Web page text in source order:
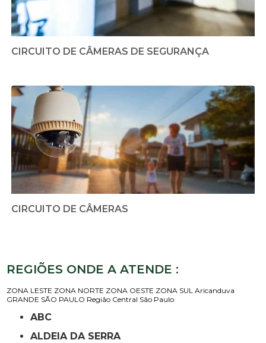
CIRCUITO DE CÂMERAS DE SEGURANÇA
CIRCUITO DE CÂMERAS
REGIÕES ONDE A ATENDE :
ZONA LESTE ZONA NORTE ZONA OESTE ZONA SUL Aricanduva
GRANDE SÃO PAULO Região Central São Paulo
ABC
ALDEIA DA SERRA